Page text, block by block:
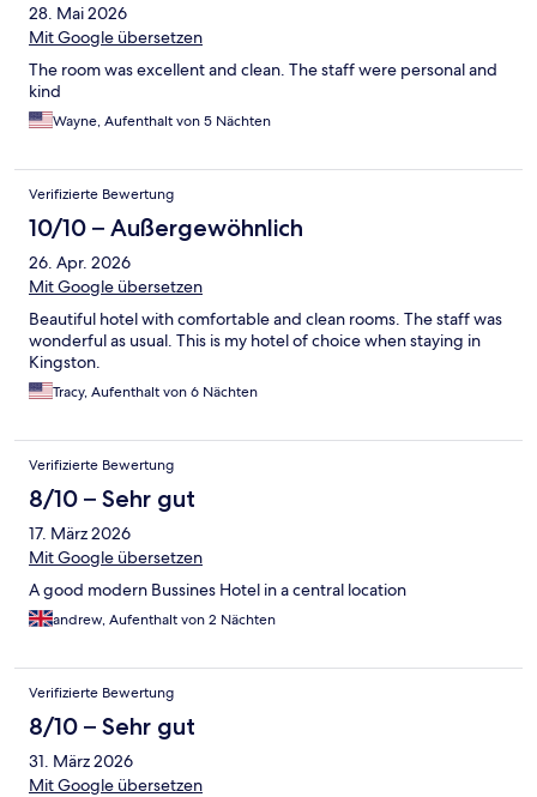
28. Mai 2026
Mit Google übersetzen
The room was excellent and clean. The staff were personal and
kind
Wayne, Aufenthalt von 5 Nächten
Verifizierte Bewertung
10/10 – Außergewöhnlich
26. Apr. 2026
Mit Google übersetzen
Beautiful hotel with comfortable and clean rooms. The staff was
wonderful as usual. This is my hotel of choice when staying in
Kingston.
Tracy, Aufenthalt von 6 Nächten
Verifizierte Bewertung
8/10 – Sehr gut
17. März 2026
Mit Google übersetzen
A good modern Bussines Hotel in a central location
andrew, Aufenthalt von 2 Nächten
Verifizierte Bewertung
8/10 – Sehr gut
31. März 2026
Mit Google übersetzen